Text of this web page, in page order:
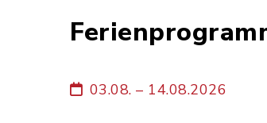
03.08. – 14.08.2026